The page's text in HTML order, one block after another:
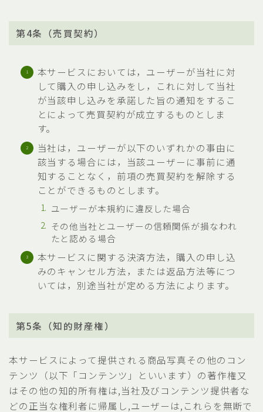
第4条（売買契約）
本サービスにおいては，ユーザーが当社に対
して購入の申し込みをし，これに対して当社
が当該申し込みを承諾した旨の通知をするこ
とによって売買契約が成立するものとしま
す。
当社は，ユーザーが以下のいずれかの事由に
該当する場合には，当該ユーザーに事前に通
知することなく，前項の売買契約を解除する
ことができるものとします。
ユーザーが本規約に違反した場合
その他当社とユーザーの信頼関係が損なわれ
たと認める場合
本サービスに関する決済方法，購入の申し込
みのキャンセル方法，または返品方法等につ
いては，別途当社が定める方法によります。
第5条（知的財産権）
本サービスによって提供される商品写真その他のコン
テンツ（以下「コンテンツ」といいます）の著作権又
はその他の知的所有権は,当社及びコンテンツ提供者な
どの正当な権利者に帰属し,ユーザーは,これらを無断で